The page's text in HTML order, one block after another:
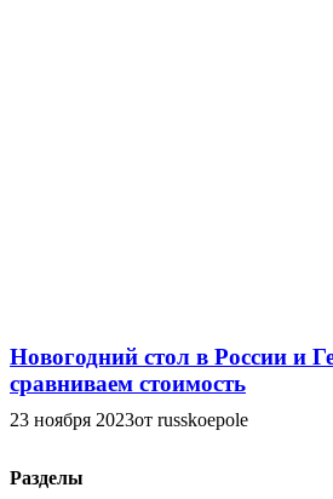
Новогодний стол в России и
сравниваем стоимость
23 ноября 2023от russkoepole
Разделы